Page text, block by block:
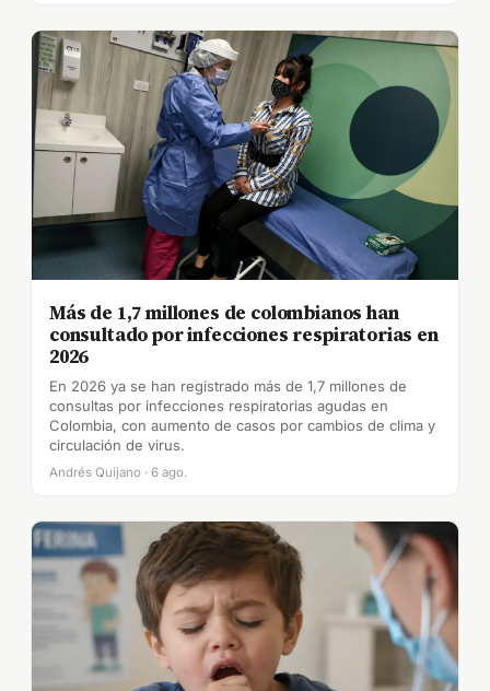
Más de 1,7 millones de colombianos han
consultado por infecciones respiratorias en
2026
En 2026 ya se han registrado más de 1,7 millones de
consultas por infecciones respiratorias agudas en
Colombia, con aumento de casos por cambios de clima y
circulación de virus.
Andrés Quijano · 6 ago.